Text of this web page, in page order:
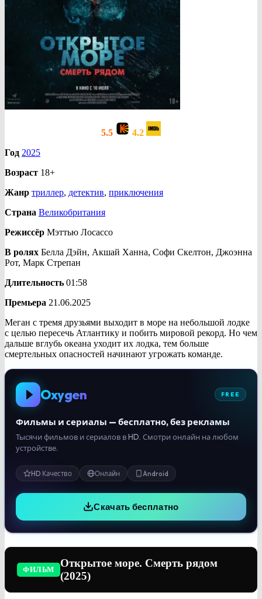
5.5
4.2
Год 2025
Возраст 18+
Жанр триллер, детектив, приключения
Страна Великобритания
Режиссёр Мэттью Лосассо
В ролях Белла Дэйн, Акшай Ханна, Софи Скелтон, Джоэнна
Рот, Марк Стрепан
Длительность 01:58
Премьера 21.06.2025
Меган с тремя друзьями выходит в море на небольшой лодке
с целью пересечь Атлантику и побить мировой рекорд. Но чем
дальше вглубь океана уходит их лодка, тем больше
смертельных опасностей начинают угрожать команде.
Oxygen FREE
Фильмы и сериалы — бесплатно, без рекламы
Тысячи фильмов и сериалов в HD. Смотри онлайн на любом
устройстве.
HD Качество Онлайн Android
Скачать бесплатно
ФИЛЬМ
Открытое море. Смерть рядом
(2025)